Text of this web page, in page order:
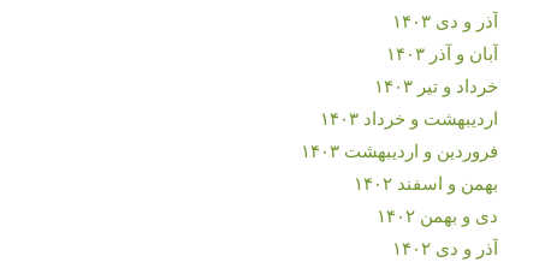
آذر و دی ۱۴۰۳
آبان و آذر ۱۴۰۳
خرداد و تیر ۱۴۰۳
اردیبهشت و خرداد ۱۴۰۳
فروردین و اردیبهشت ۱۴۰۳
بهمن و اسفند ۱۴۰۲
دی و بهمن ۱۴۰۲
آذر و دی ۱۴۰۲